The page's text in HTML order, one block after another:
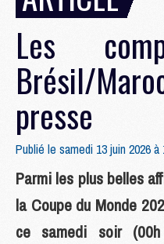
Les
Brésil/
presse
Publié le samedi 13 juin 2026 à
Parmi les plus belles
la Coupe du Monde
ce samedi soir